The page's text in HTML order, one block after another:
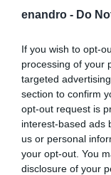
enandro - Do
If you wish to opt-
processing of your
targeted
section to confirm
opt-out request is
interest-based ads
us or personal
your opt-out. You
disclosure of your